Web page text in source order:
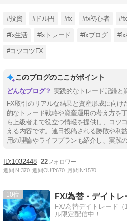
#投資 #ドル円 #fx #fx初心者
#fx生活 #fxトレード #fxブログ #fx
#コツコツFX
このブログのここがポイント
実践的なトレード記録と
FX取引のリアルな結果と資産形成に向
的なトレード戦略や資産運用の考え方を
ら上級者まで役立つ情報を提供し、コツ
える内容です。連日投稿される勝敗や利
用の理論やライフプランも紹介し、実践
1032448 22
週間IN:370 週間OUT:670 月間IN:1570
10 FX/為替・デイト
FX/為替デイトレード
ル限定配信中！